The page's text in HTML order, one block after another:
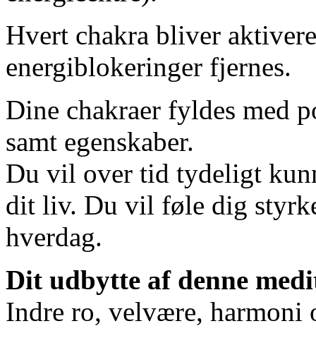
Hvert chakra bliver
energiblokeringer fjernes.
Dine chakraer fyldes med
samt egenskaber.
Du vil over tid tydeligt
dit liv. Du vil føle dig
hverdag.
Dit udbytte af denne
Indre ro, velvære, harmoni